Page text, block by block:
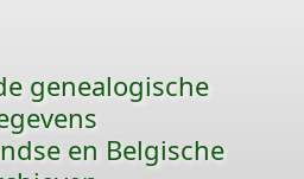
genealogische
en Belgische